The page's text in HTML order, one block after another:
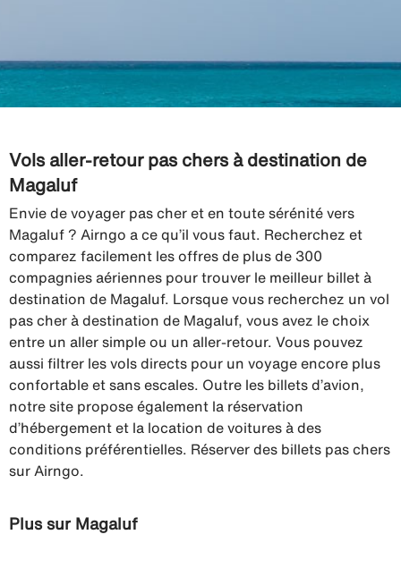
Vols aller-retour pas chers à destination de
Magaluf
Envie de voyager pas cher et en toute sérénité vers
Magaluf ? Airngo a ce qu’il vous faut. Recherchez et
comparez facilement les offres de plus de 300
compagnies aériennes pour trouver le meilleur billet à
destination de Magaluf. Lorsque vous recherchez un vol
pas cher à destination de Magaluf, vous avez le choix
entre un aller simple ou un aller-retour. Vous pouvez
aussi filtrer les vols directs pour un voyage encore plus
confortable et sans escales. Outre les billets d’avion,
notre site propose également la réservation
d’hébergement et la location de voitures à des
conditions préférentielles. Réserver des billets pas chers
sur Airngo.
Plus sur Magaluf